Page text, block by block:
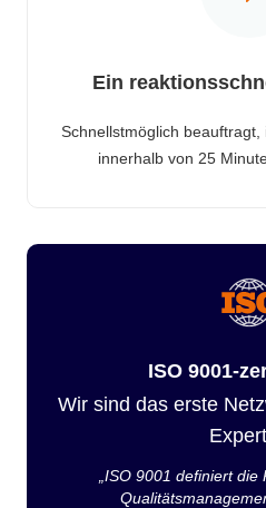
Ein
Schnellstmöglich
innerhalb von 25
ISO 9001-
Wir sind das erste
„ISO 9001 definiert